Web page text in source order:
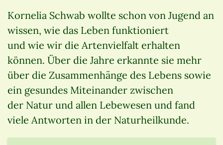
Kornelia Schwab wollte schon von Jugend an
wissen, wie das Leben funktioniert
und wie wir die Artenvielfalt erhalten
können. Über die Jahre erkannte sie mehr
über die Zusammenhänge des Lebens sowie
ein gesundes Miteinander zwischen
der Natur und allen Lebewesen und fand
viele Antworten in der Naturheilkunde.